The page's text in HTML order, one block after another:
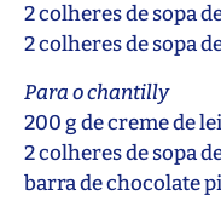
2 colheres de sopa
2 colheres de sopa
Para o chantilly
200 g de creme de
2 colheres de sopa
barra de chocolate